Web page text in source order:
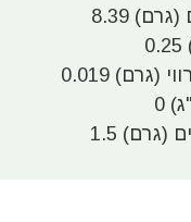
8.39
0.019
0
(גרם) 1.5